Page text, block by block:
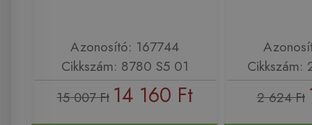
Azonosító: 167744
Cikkszám: 8780 S5 01
15 007 Ft 14 160 Ft 2 624 Ft